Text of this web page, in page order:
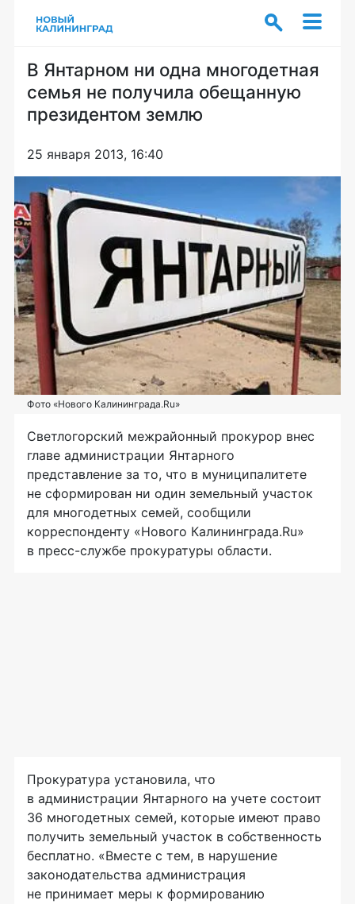
В Янтарном ни одна многодетная
семья не получила обещанную
президентом землю
25 января 2013, 16:40
Фото «Нового Калининграда.Ru»
Светлогорский межрайонный прокурор внес
главе администрации Янтарного
представление за то, что в муниципалитете
не сформирован ни один земельный участок
для многодетных семей, сообщили
корреспонденту «Нового Калининграда.Ru»
в пресс-службе прокуратуры области.
Прокуратура установила, что
в администрации Янтарного на учете состоит
36 многодетных семей, которые имеют право
получить земельный участок в собственность
бесплатно. «Вместе с тем, в нарушение
законодательства администрация
не принимает меры к формированию